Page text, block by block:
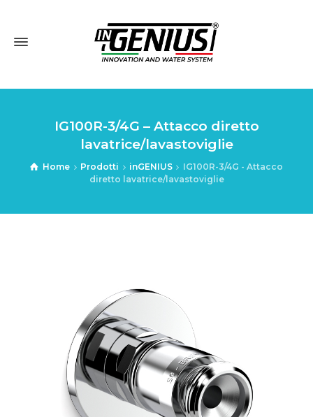
IG100R-3/4G – Attacco diretto
lavatrice/lavastoviglie
Home Prodotti inGENIUS
IG100R-3/4G - Attacco
diretto lavatrice/lavastoviglie